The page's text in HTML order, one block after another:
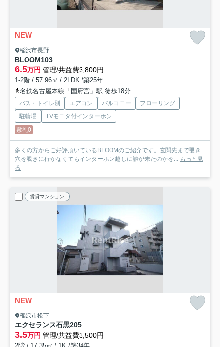
NEW
稲沢市長野
BLOOM103
6.5万円 管理/共益費3,800円
1-2階 / 57.96㎡ / 2LDK /築25年
名鉄名古屋本線「国府宮」駅 徒歩18分
バス・トイレ別 エアコン バルコニー
フローリング
駐輪場
TVモニタ付インターホン
敷礼0
多くの方からご好評頂いているBLOOMのご紹介です。玄関先まで覗き
穴を覗きに行かなくてもインターホン越しに誰が来たのかを... もっと見
る
賃貸マンション
NEW
稲沢市松下
エクセランス石黒205
3.5万円 管理/共益費3,500円
2階 / 17.35㎡ / 1K /築34年